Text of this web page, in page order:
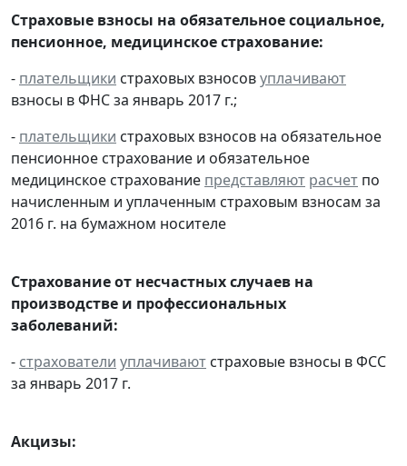
Страховые взносы на обязательное социальное,
пенсионное, медицинское страхование:
- плательщики страховых взносовуплачивают
взносы в ФНС за январь 2017 г.;
- плательщики страховых взносов на обязательное
пенсионное страхование и обязательное
медицинское страхование представляют расчет по
начисленным и уплаченным страховым взносам за
2016 г. на бумажном носителе
Страхование от несчастных случаев на
производстве и профессиональных
заболеваний:
- страхователи уплачивают страховые взносы в ФСС
за январь 2017 г.
Акцизы: